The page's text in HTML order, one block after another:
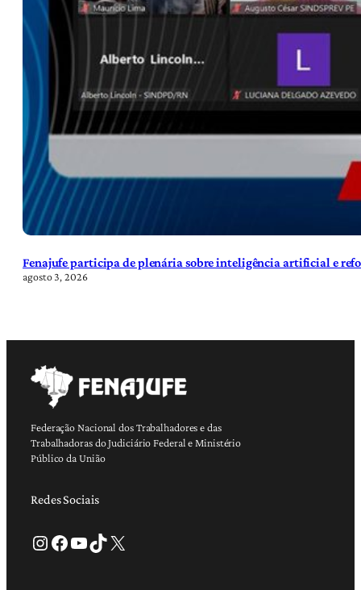
Fenajufe participa de plenária sobre inteligência artificial e
agosto 3, 2026
Federação Nacional dos Trabalhadores e das
Trabalhadoras do Judiciário Federal e Ministério
Público da União
Redes Sociais
Instagram Facebook Youtube TikTok X